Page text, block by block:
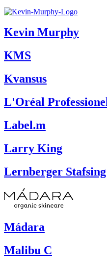
Kevin Murphy
KMS
Kvansus
L'Oréal Professionel
Label.m
Larry King
Lernberger Stafsing
Mádara
Malibu C